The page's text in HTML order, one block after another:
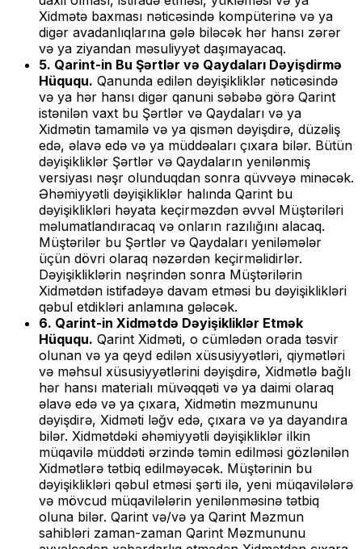
Xidmətə baxması nəticəsində kompüterinə və ya
digər avadanlıqlarına gələ biləcək hər hansı zərər
və ya ziyandan məsuliyyət daşımayacaq.
5. Qarint-in Bu Şərtlər və Qaydaları Dəyişdirmə
Hüququ. Qanunda edilən dəyişikliklər nəticəsində
və ya hər hansı digər qanuni səbəbə görə Qarint
istənilən vaxt bu Şərtlər və Qaydaları və ya
Xidmətin tamamilə və ya qismən dəyişdirə, düzəliş
edə, əlavə edə və ya müddəaları çıxara bilər. Bütün
dəyişikliklər Şərtlər və Qaydaların yenilənmiş
versiyası nəşr olunduqdan sonra qüvvəyə minəcək.
Əhəmiyyətli dəyişikliklər halında Qarint bu
dəyişiklikləri həyata keçirməzdən əvvəl Müştəriləri
məlumatlandıracaq və onların razılığını alacaq.
Müştərilər bu Şərtlər və Qaydaları yeniləmələr
üçün dövri olaraq nəzərdən keçirməlidirlər.
Dəyişikliklərin nəşrindən sonra Müştərilərin
Xidmətdən istifadəyə davam etməsi bu dəyişiklikləri
qəbul etdikləri anlamına gələcək.
6. Qarint-in Xidmətdə Dəyişikliklər Etmək
Hüququ. Qarint Xidməti, o cümlədən orada təsvir
olunan və ya qeyd edilən xüsusiyyətləri, qiymətləri
və məhsul xüsusiyyətlərini dəyişdirə, Xidmətlə bağlı
hər hansı materialı müvəqqəti və ya daimi olaraq
əlavə edə və ya çıxara, Xidmətin məzmununu
dəyişdirə, Xidməti ləğv edə, çıxara və ya dayandıra
bilər. Xidmətdəki əhəmiyyətli dəyişikliklər ilkin
müqavilə müddəti ərzində təmin edilməsi gözlənilən
Xidmətlərə tətbiq edilməyəcək. Müştərinin bu
dəyişiklikləri qəbul etməsi şərti ilə, yeni müqavilələrə
və mövcud müqavilələrin yenilənməsinə tətbiq
oluna bilər. Qarint və/və ya Qarint Məzmun
sahibləri zaman-zaman Qarint Məzmununu